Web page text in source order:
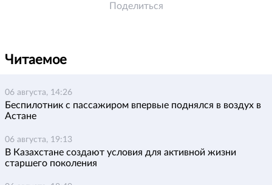
Поделиться
Читаемое
06 августа, 14:26
Беспилотник с пассажиром впервые поднялся в воздух в
Астане
06 августа, 19:13
В Казахстане создают условия для активной жизни
старшего поколения